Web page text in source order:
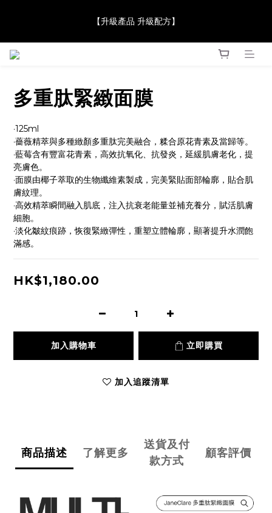
Award 勇奪金獎】
【升級產品 升級配方】
【JaneClare 康膚薈在iida Award Milan 2024 Professional
多重肽緊緻面膜
·125ml
·薔薇精萃與多種緻顏多重肽完美融合，糅合原花青素及當歸等。
·藍莓含有豐富花青素，高效抗氧化、抗發炎，延緩肌膚老化，提
亮膚色。
·面膜由椰子萃取的生物纖維素製成，完美緊貼面部輪廓，貼合肌
膚紋理。
·高效精萃瞬間融入肌底，注入抗衰老能量並補充養分，賦活肌膚
細胞。
·淡化皺紋痕跡，恢復緊緻彈性，重塑立體輪廓，顯著提升水潤飽
滿感。
HK$1,180.00
加入購物車 立即購買
加入追蹤清單
商品描述 了解更多
送貨及付
款方式
顧客評價